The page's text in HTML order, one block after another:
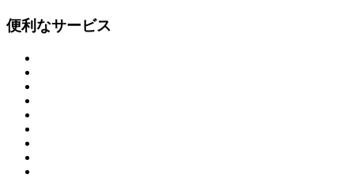
便利なサービス